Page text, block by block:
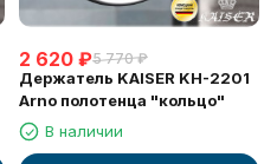
2 620 ₽5 770 ₽
Держатель KAISER KH-2201
Arno полотенца "кольцо"
В наличии